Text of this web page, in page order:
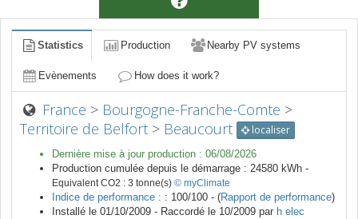
Statistics Production Nearby PV systems
Evènements How does it work?
France > Bourgogne-Franche-Comte >
Territoire de Belfort > Beaucourt localiser
Dernière mise à jour production : 06/08/2026
Production cumulée depuis le démarrage : 24580 kWh -
Equivalent CO2 : 3 tonne(s) © myClimate
Indice de performance : : 100/100 - (Rapport de performance)
Installé le 01/10/2009 - Raccordé le 10/2009 par h elec